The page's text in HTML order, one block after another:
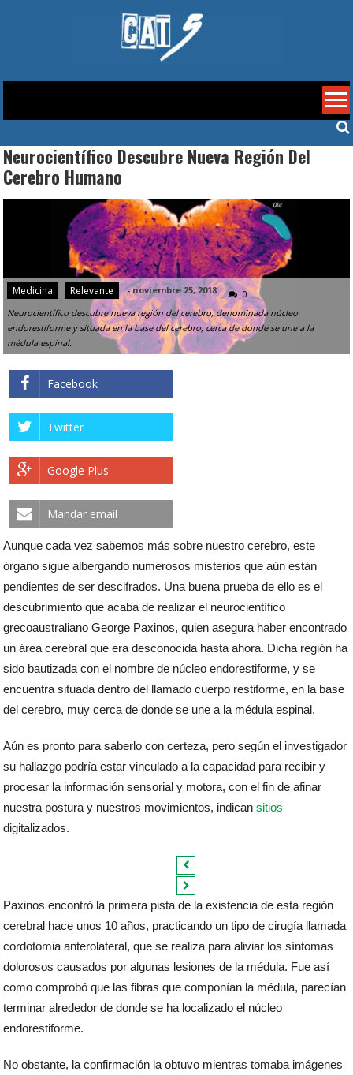
Cat 5
Neurocientífico Descubre Nueva Región Del
Cerebro Humano
Medicina Relevante -noviembre 25, 2018
0
Neurocientífico descubre nueva región del cerebro, denominada núcleo
endorestiforme y situada en la base del cerebro, cerca de donde se une a la
médula espinal.
Facebook
Twitter
Google Plus
Mandar email
Aunque cada vez sabemos más sobre nuestro cerebro, este
órgano sigue albergando numerosos misterios que aún están
pendientes de ser descifrados. Una buena prueba de ello es el
descubrimiento que acaba de realizar el neurocientífico
grecoaustraliano George Paxinos, quien asegura haber encontrado
un área cerebral que era desconocida hasta ahora. Dicha región ha
sido bautizada con el nombre de núcleo endorestiforme, y se
encuentra situada dentro del llamado cuerpo restiforme, en la base
del cerebro, muy cerca de donde se une a la médula espinal.
Aún es pronto para saberlo con certeza, pero según el investigador
su hallazgo podría estar vinculado a la capacidad para recibir y
procesar la información sensorial y motora, con el fin de afinar
nuestra postura y nuestros movimientos, indicansitios
digitalizados.
Paxinos encontró la primera pista de la existencia de esta región
cerebral hace unos 10 años, practicando un tipo de cirugía llamada
cordotomia anterolateral, que se realiza para aliviar los síntomas
dolorosos causados por algunas lesiones de la médula. Fue así
como comprobó que las fibras que componían la médula, parecían
terminar alrededor de donde se ha localizado el núcleo
endorestiforme.
No obstante, la confirmación la obtuvo mientras tomaba imágenes